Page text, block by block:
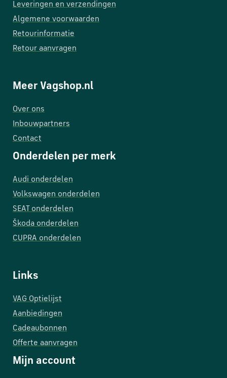
Leveringen en verzendingen
Algemene voorwaarden
Retourinformatie
Retour aanvragen
Meer Vagshop.nl
Over ons
Inbouwpartners
Contact
Onderdelen per merk
Audi onderdelen
Volkswagen onderdelen
SEAT onderdelen
Škoda onderdelen
CUPRA onderdelen
Links
VAG Optielijst
Aanbiedingen
Cadeaubonnen
Offerte aanvragen
Mijn account